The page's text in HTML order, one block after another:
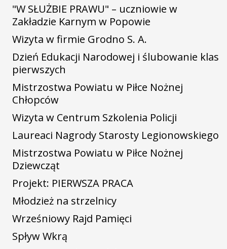
"W SŁUŻBIE PRAWU" – uczniowie w
Zakładzie Karnym w Popowie
Wizyta w firmie Grodno S. A.
Dzień Edukacji Narodowej i ślubowanie klas
pierwszych
Mistrzostwa Powiatu w Piłce Nożnej
Chłopców
Wizyta w Centrum Szkolenia Policji
Laureaci Nagrody Starosty Legionowskiego
Mistrzostwa Powiatu w Piłce Nożnej
Dziewcząt
Projekt: PIERWSZA PRACA
Młodzież na strzelnicy
Wrześniowy Rajd Pamięci
Spływ Wkrą